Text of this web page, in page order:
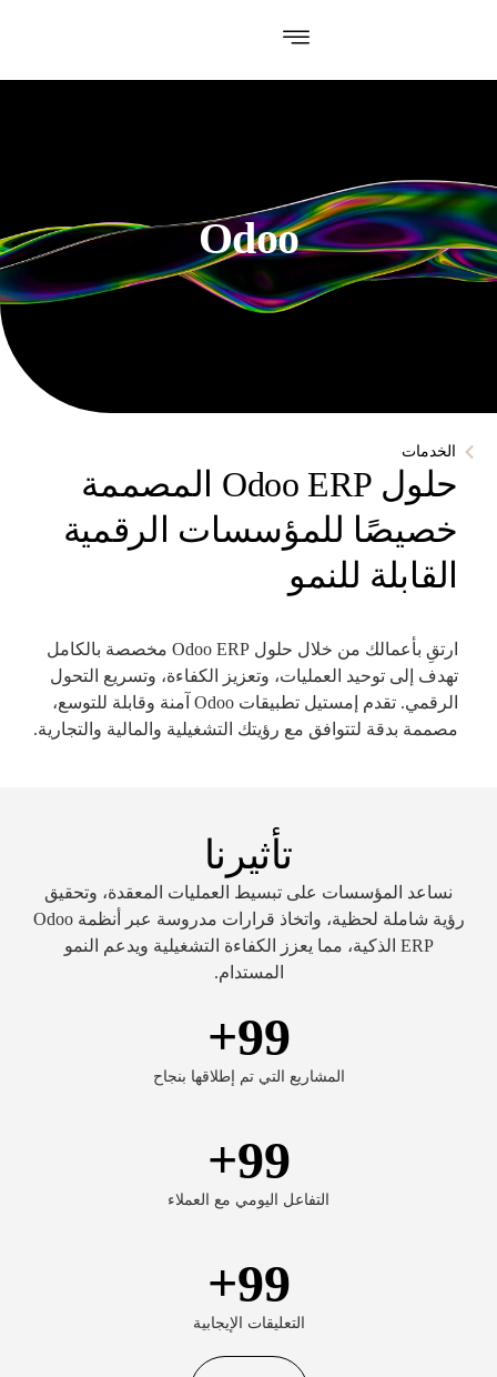
Odoo
الخدمات
حلول Odoo ERP المصممة
خصيصًا للمؤسسات الرقمية
القابلة للنمو
ارتقِ بأعمالك من خلال حلول Odoo ERP مخصصة بالكامل
تهدف إلى توحيد العمليات، وتعزيز الكفاءة، وتسريع التحول
الرقمي. تقدم إمستيل تطبيقات Odoo آمنة وقابلة للتوسع،
مصممة بدقة لتتوافق مع رؤيتك التشغيلية والمالية والتجارية.
تأثيرنا
نساعد المؤسسات على تبسيط العمليات المعقدة، وتحقيق
رؤية شاملة لحظية، واتخاذ قرارات مدروسة عبر أنظمة Odoo
ERP الذكية، مما يعزز الكفاءة التشغيلية ويدعم النمو
المستدام.
المشاريع التي تم إطلاقها بنجاح
99
+
التفاعل اليومي مع العملاء
99
+
التعليقات الإيجابية
99
+